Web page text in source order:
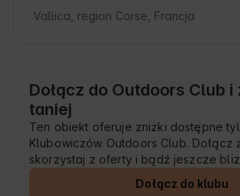
Vallica, region Corse, Francja
Dołącz do Outdoors Club
taniej
Ten obiekt oferuje zniżki dostępne
Klubowiczów Outdoors Club. Dołącz
skorzystaj z oferty i bądź jeszcze
Dołącz do klubu